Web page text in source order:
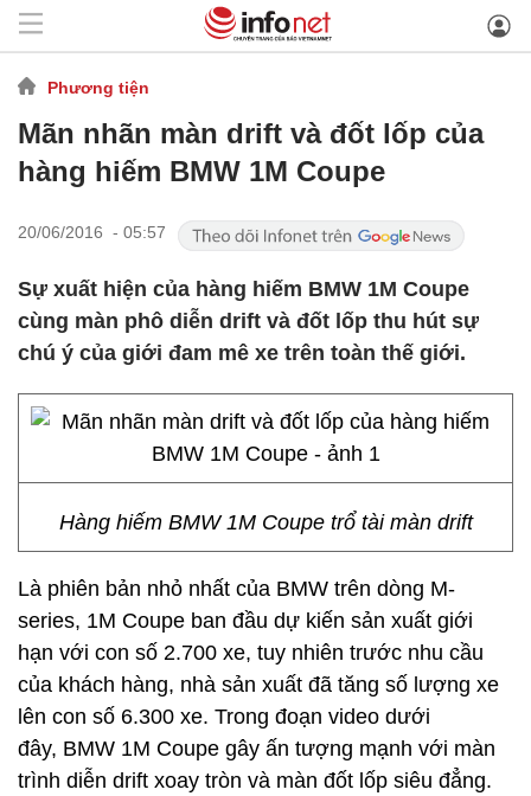
Phương tiện
Mãn nhãn màn drift và đốt lốp của
hàng hiếm BMW 1M Coupe
20/06/2016 - 05:57
Sự xuất hiện của hàng hiếm BMW 1M Coupe
cùng màn phô diễn drift và đốt lốp thu hút sự
chú ý của giới đam mê xe trên toàn thế giới.
Hàng hiếm BMW 1M Coupe trổ tài màn drift
Là phiên bản nhỏ nhất của BMW trên dòng M-
series, 1M Coupe ban đầu dự kiến sản xuất giới
hạn với con số 2.700 xe, tuy nhiên trước nhu cầu
của khách hàng, nhà sản xuất đã tăng số lượng xe
lên con số 6.300 xe. Trong đoạn video dưới
đây, BMW 1M Coupe gây ấn tượng mạnh với màn
trình diễn drift xoay tròn và màn đốt lốp siêu đẳng.